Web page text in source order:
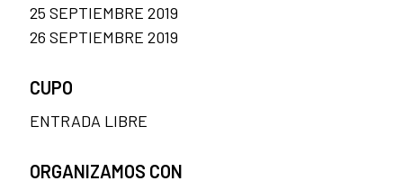
25 SEPTIEMBRE 2019
26 SEPTIEMBRE 2019
CUPO
ENTRADA LIBRE
ORGANIZAMOS CON